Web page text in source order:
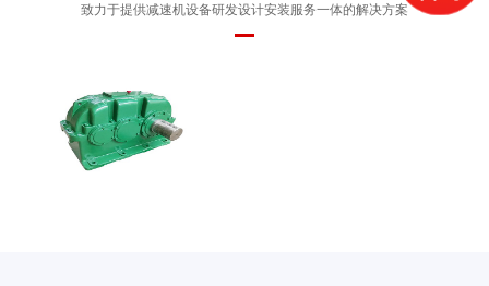
致力于提供减速机设备研发设计安装服务一体的解决方案